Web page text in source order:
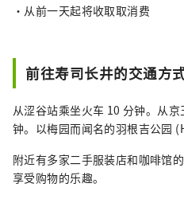
・从前一天起将收取取消费
前往寿司长井的交通方
从涩谷站乘坐火车 10 分钟。从
钟。以梅园而闻名的羽根吉公园
附近有多家二手服装店和咖啡馆
享受购物的乐趣。